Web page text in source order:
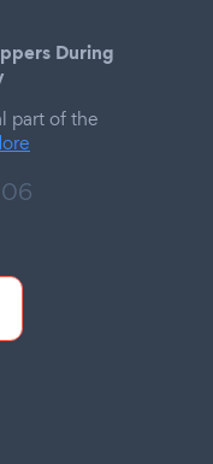
During
part of the